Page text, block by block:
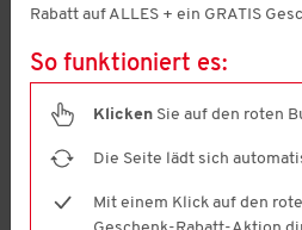
4.7
5
Sternen,
der
Read
Reviews.
Link
Rabatt auf ALLES + ein GRATIS
So funktioniert es:
Klicken Sie auf den roten
Die Seite lädt sich
Mit einem Klick auf den